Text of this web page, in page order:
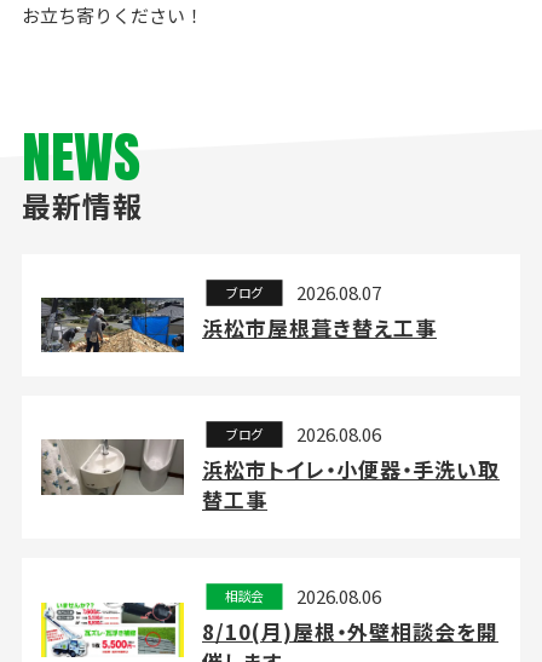
お立ち寄りください！
NEWS
最新情報
ブログ 2026.08.07
浜松市屋根葺き替え工事
ブログ 2026.08.06
浜松市トイレ・小便器・手洗い取
替工事
相談会 2026.08.06
8/10(月)屋根・外壁相談会を開